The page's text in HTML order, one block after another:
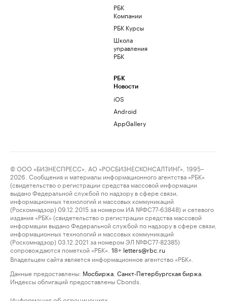
РБК
Компании
РБК Курсы
Школа
управления
РБК
РБК
Новости
iOS
Android
AppGallery
© ООО «БИЗНЕСПРЕСС», АО «РОСБИЗНЕСКОНСАЛТИНГ», 1995–
2026. Сообщения и материалы информационного агентства «РБК»
(свидетельство о регистрации средства массовой информации
выдано Федеральной службой по надзору в сфере связи,
информационных технологий и массовых коммуникаций
(Роскомнадзор) 09.12.2015 за номером ИА №ФС77-63848) и сетевого
издания «РБК» (свидетельство о регистрации средства массовой
информации выдано Федеральной службой по надзору в сфере связи,
информационных технологий и массовых коммуникаций
(Роскомнадзор) 03.12.2021 за номером ЭЛ №ФС77-82385)
сопровождаются пометкой «РБК».
18+ letters@rbc.ru
Владельцем сайта является информационное агентство «РБК».
Данные предоставлены: Мосбиржа Санкт-Петербургская биржа
Индексы облигаций предоставлены Cbonds.